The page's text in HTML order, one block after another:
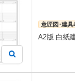
意匠図･建具
A2版 白紙